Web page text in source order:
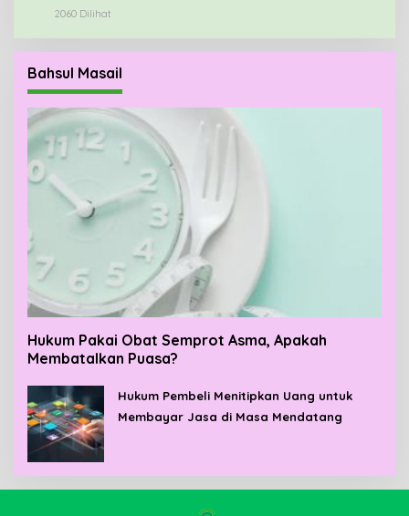
2060 Dilihat
Bahsul Masail
Hukum Pakai Obat Semprot Asma, Apakah
Membatalkan Puasa?
Hukum Pembeli Menitipkan Uang untuk
Membayar Jasa di Masa Mendatang